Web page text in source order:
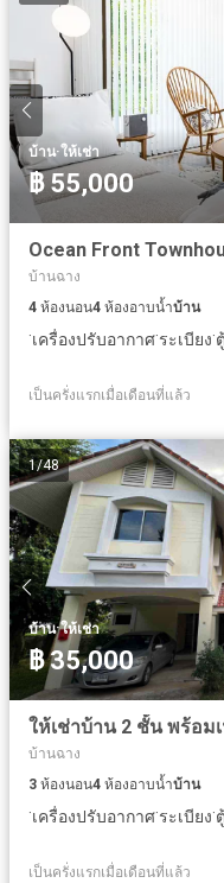
บ้าน·ให้เช่า
฿ 55,000
Ocean Front
บ้านฉาง
4 ห้องนอน4 ห้องอาบน้ำบ้าน
·เครื่องปรับอากาศ·ระเบียง·
เป็นครั่งแรกเมื่อเดือนที่แล้ว
1/48
บ้าน·ให้เช่า
฿ 35,000
บ้านฉาง
3 ห้องนอน4 ห้องอาบน้ำบ้าน
·เครื่องปรับอากาศ·ระเบียง·
เป็นครั่งแรกเมื่อเดือนที่แล้ว